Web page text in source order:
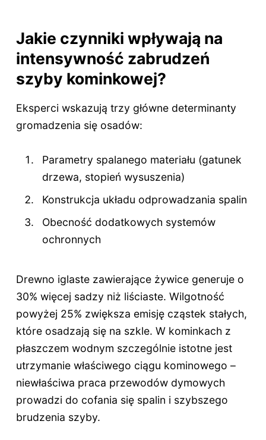
Jakie czynniki wpływają na
intensywność zabrudzeń
szyby kominkowej?
Eksperci wskazują trzy główne determinanty
gromadzenia się osadów:
Parametry spalanego materiału (gatunek
drzewa, stopień wysuszenia)
Konstrukcja układu odprowadzania spalin
Obecność dodatkowych systemów
ochronnych
Drewno iglaste zawierające żywice generuje o
30% więcej sadzy niż liściaste. Wilgotność
powyżej 25% zwiększa emisję cząstek stałych,
które osadzają się na szkle. W kominkach z
płaszczem wodnym szczególnie istotne jest
utrzymanie właściwego ciągu kominowego –
niewłaściwa praca przewodów dymowych
prowadzi do cofania się spalin i szybszego
brudzenia szyby.